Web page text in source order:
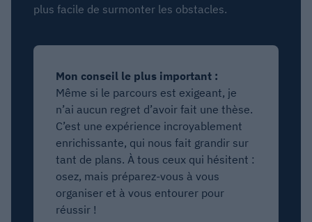
plus facile de surmonter les obstacles.
Mon conseil le plus important :
Même si le parcours est exigeant, je
n’ai aucun regret d’avoir fait une thèse.
C’est une expérience incroyablement
enrichissante, qui nous fait grandir sur
tant de plans. À tous ceux qui hésitent :
osez, mais préparez-vous à vous
organiser et à vous entourer pour
réussir !